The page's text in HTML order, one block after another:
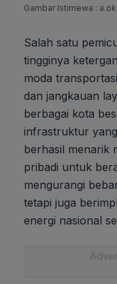
Gambar Istimewa :
Salah satu
tingginya
moda
dan jangkauan
berbagai kota
infrastruktur
berhasil menarik
pribadi untuk
mengurangi
tetapi juga
energi nasional